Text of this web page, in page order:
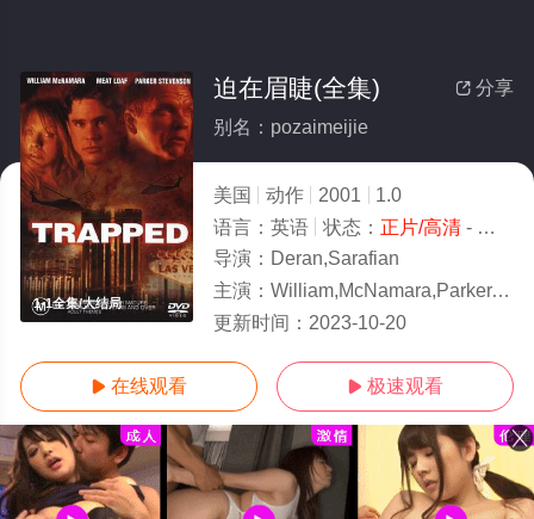
1-1全集/大结局
 分享
迫在眉睫(全集)
别名：pozaimeijie
美国 动作 2001
1.0
语言： 英语 状态： 正片/高清- 免费在线观看
导演： Deran,Sarafian
主演： William,McNamara,Parker,Stevenson,Callum,Keith,Rennie,Suki
更新时间： 2023-10-20
 在线观看  极速观看